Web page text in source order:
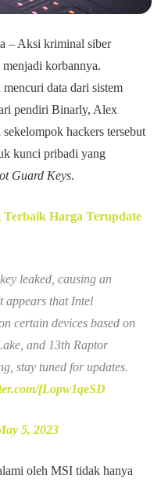
– Aksi kriminal siber
korbannya.
data dari sistem
pendiri Binarly, Alex
hackers tersebut
kunci pribadi yang
Guard Keys.
Harga Terupdate
leaked, causing an
appears that Intel
certain devices based on
and 13th Raptor
stay tuned for updates.
fLopw1qeSD
5, 2023
oleh MSI tidak hanya